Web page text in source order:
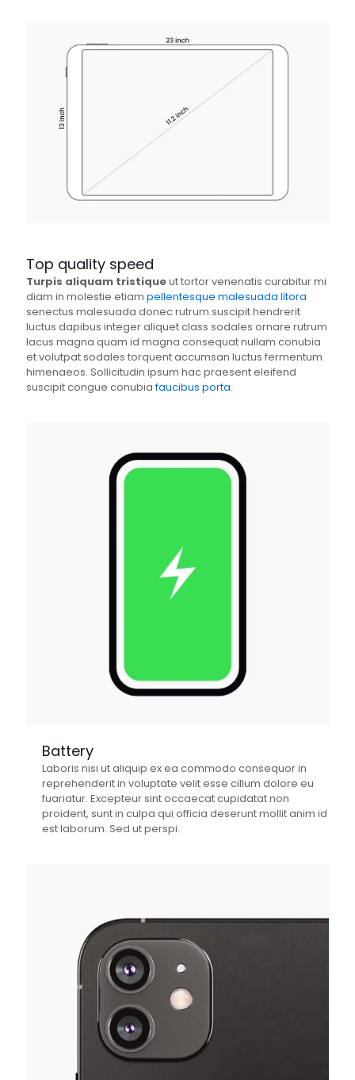
Top quality speed
Turpis aliquam tristiqueut tortor venenatis curabitur mi
diam in molestie etiam pellentesque malesuada litora
senectus malesuada donec rutrum suscipit hendrerit
luctus dapibus integer aliquet class sodales ornare rutrum
lacus magna quam id magna consequat nullam conubia
et volutpat sodales torquent accumsan luctus fermentum
himenaeos. Sollicitudin ipsum hac praesent eleifend
suscipit congue conubiafaucibus porta.
Battery
Laboris nisi ut aliquip ex ea commodo consequor in
reprehenderit in voluptate velit esse cillum dolore eu
fuariatur. Excepteur sint occaecat cupidatat non
proident, sunt in culpa qui officia deserunt mollit anim id
est laborum. Sed ut perspi.